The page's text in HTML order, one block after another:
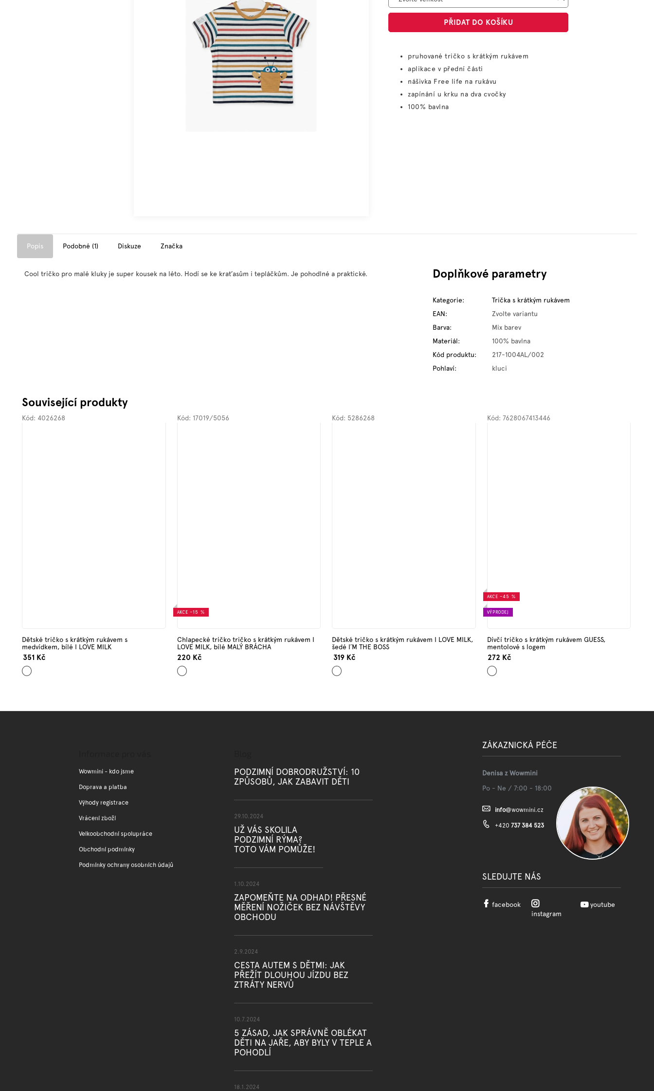
PŘIDAT DO KOŠÍKU
pruhované tričko s krátkým rukávem
aplikace v přední části
nášivka Free life na rukávu
zapínání u krku na dva cvočky
100% bavlna
Popis Podobné (1) Diskuze Značka
Cool tričko pro malé kluky je super kousek na léto. Hodí se ke kraťasům i tepláčkům. Je pohodlné a praktické. Doplňkové parametry
Kategorie:
Trička s krátkým rukávem
EAN:
Zvolte variantu
Barva:
Mix barev
Materiál:
100% bavlna
Kód produktu:
217-1004AL/002
Pohlaví: kluci
Související produkty
Dětské tričko s krátkým rukávem s
medvídkem, bílé I LOVE MILK
351 Kč
Bílá
Kód: 4026268
AKCE –15 %
Chlapecké tričko tričko s krátkým rukávem I
LOVE MILK, bílé MALÝ BRÁCHA
220 Kč
Bílá
Kód: 17019/5056
Dětské tričko s krátkým rukávem I LOVE MILK,
šedé I´M THE BOSS
319 Kč
Šedá
Kód: 5286268
AKCE –45 %
VÝPRODEJ
Dívčí tričko s krátkým rukávem GUESS,
mentolové s logem
272 Kč
Mentolová
Kód: 7628067413446
Wowmini - kdo jsme
Doprava a platba
Výhody registrace
Vrácení zboží
Velkoobchodní spolupráce
Obchodní podmínky
Podmínky ochrany osobních údajů
PODZIMNÍ DOBRODRUŽSTVÍ: 10
ZPŮSOBŮ, JAK ZABAVIT DĚTI
29.10.2024
UŽ VÁS SKOLILA
PODZIMNÍ RÝMA?
TOTO VÁM POMŮŽE!
1.10.2024
ZAPOMEŇTE NA ODHAD! PŘESNÉ
MĚŘENÍ NOŽIČEK BEZ NÁVŠTĚVY
OBCHODU
2.9.2024
CESTA AUTEM S DĚTMI: JAK
PŘEŽÍT DLOUHOU JÍZDU BEZ
ZTRÁTY NERVŮ
10.7.2024
5 ZÁSAD, JAK SPRÁVNĚ OBLÉKAT
DĚTI NA JAŘE, ABY BYLY V TEPLE A
POHODLÍ
18.1.2024
ZÁKAZNICKÁ PÉČE
Denisa z Wowmini
Po - Ne / 7:00 - 18:00
info@wowmini.cz
+420 737 384 523
SLEDUJTE NÁS
facebook
instagram
youtube